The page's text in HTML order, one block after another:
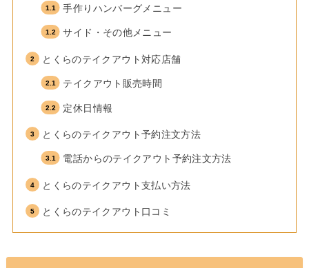
手作りハンバーグメニュー
サイド・その他メニュー
とくらのテイクアウト対応店舗
テイクアウト販売時間
定休日情報
とくらのテイクアウト予約注文方法
電話からのテイクアウト予約注文方法
とくらのテイクアウト支払い方法
とくらのテイクアウト口コミ